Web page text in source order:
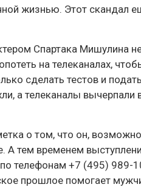
жизнью. Этот скандал
Спартака Мишулина
на телеканалах,
сделать тестов и
а телеканалы вычерпали
о том, что он,
А тем временем
телефонам +7 (495)
прошлое помогает